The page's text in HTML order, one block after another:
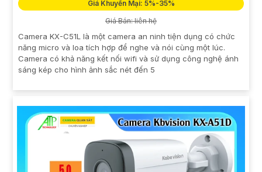
Giá Khuyến Mại: 5%-35%
Giá Bán: liên hệ
Camera KX-C51L là một camera an ninh tiện dụng có chức
năng micro và loa tích hợp để nghe và nói cùng một lúc.
Camera có khả năng kết nối wifi và sử dụng công nghệ ánh
sáng kép cho hình ảnh sắc nét đến 5